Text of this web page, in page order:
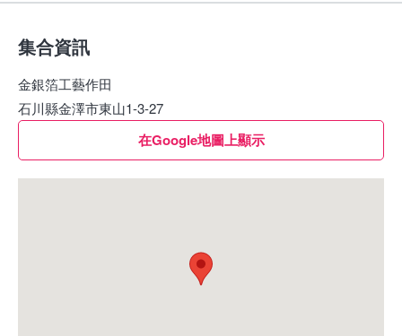
上他們都比較熱情 你懂得少量日語也可以跟導師或店員了解多
一點金箔的文化
集合資訊
金銀箔工藝作田
石川縣金澤市東山1-3-27
在Google地圖上顯示